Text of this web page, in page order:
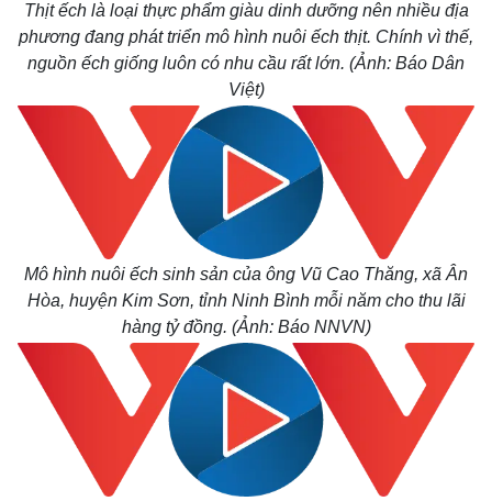
Thịt ếch là loại thực phẩm giàu dinh dưỡng nên nhiều địa
phương đang phát triển mô hình nuôi ếch thịt. Chính vì thế,
nguồn ếch giống luôn có nhu cầu rất lớn. (Ảnh: Báo Dân
Việt)
Mô hình nuôi ếch sinh sản của ông Vũ Cao Thăng, xã Ân
Hòa, huyện Kim Sơn, tỉnh Ninh Bình mỗi năm cho thu lãi
hàng tỷ đồng. (Ảnh: Báo NNVN)